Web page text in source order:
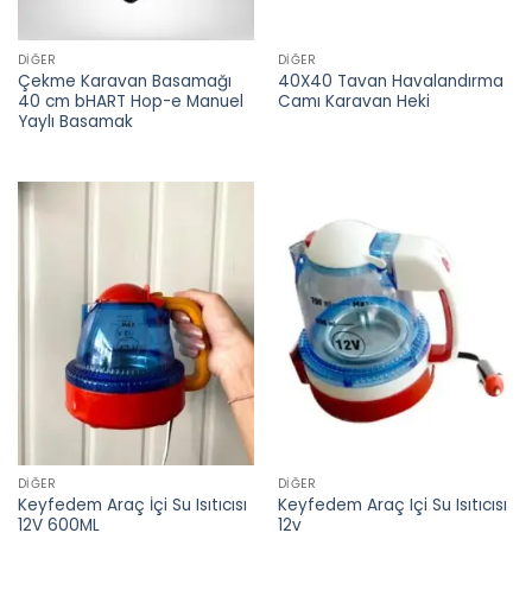
DIĞER
Çekme Karavan Basamağı
40 cm bHART Hop-e Manuel
Yaylı Basamak
DIĞER
40X40 Tavan Havalandırma
Camı Karavan Heki
DIĞER
Keyfedem Araç İçi Su Isıtıcısı
12V 600ML
DIĞER
Keyfedem Araç Içi Su Isıtıcısı
12v